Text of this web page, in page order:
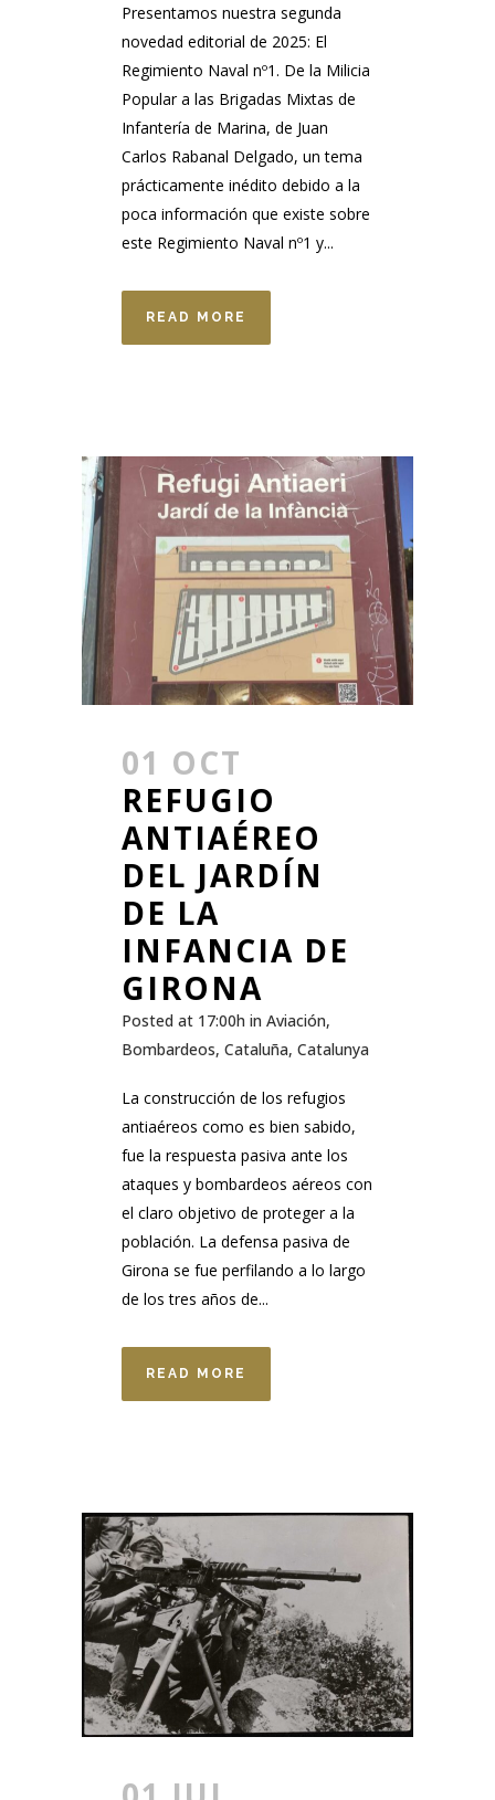
Presentamos nuestra segunda
novedad editorial de 2025: El
Regimiento Naval nº1. De la Milicia
Popular a las Brigadas Mixtas de
Infantería de Marina, de Juan
Carlos Rabanal Delgado, un tema
prácticamente inédito debido a la
poca información que existe sobre
este Regimiento Naval nº1 y...
READ MORE
01 OCT
REFUGIO
ANTIAÉREO
DEL JARDÍN
DE LA
INFANCIA DE
GIRONA
Posted at 17:00h in Aviación,
Bombardeos, Cataluña, Catalunya
La construcción de los refugios
antiaéreos como es bien sabido,
fue la respuesta pasiva ante los
ataques y bombardeos aéreos con
el claro objetivo de proteger a la
población. La defensa pasiva de
Girona se fue perfilando a lo largo
de los tres años de...
READ MORE